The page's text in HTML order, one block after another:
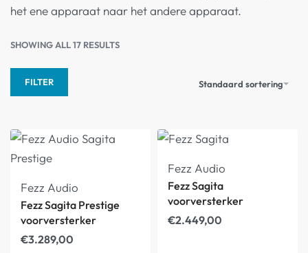
het ene apparaat naar het andere apparaat.
SHOWING ALL 17 RESULTS
Standaard sortering
FILTER
Fezz Audio
Fezz Sagita Prestige
voorversterker
€3.289,00
Fezz Audio
Fezz Sagita
voorversterker
€2.449,00